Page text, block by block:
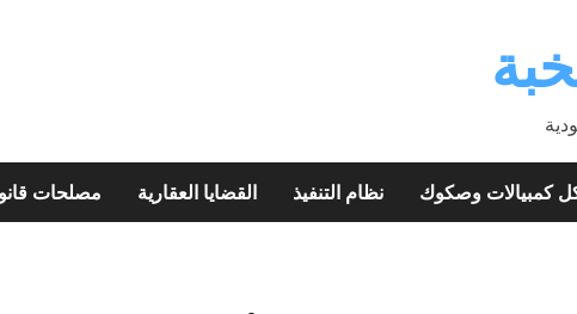
كمبيالات وصكوك نظام التنفيذ القضايا العقارية مصلحات